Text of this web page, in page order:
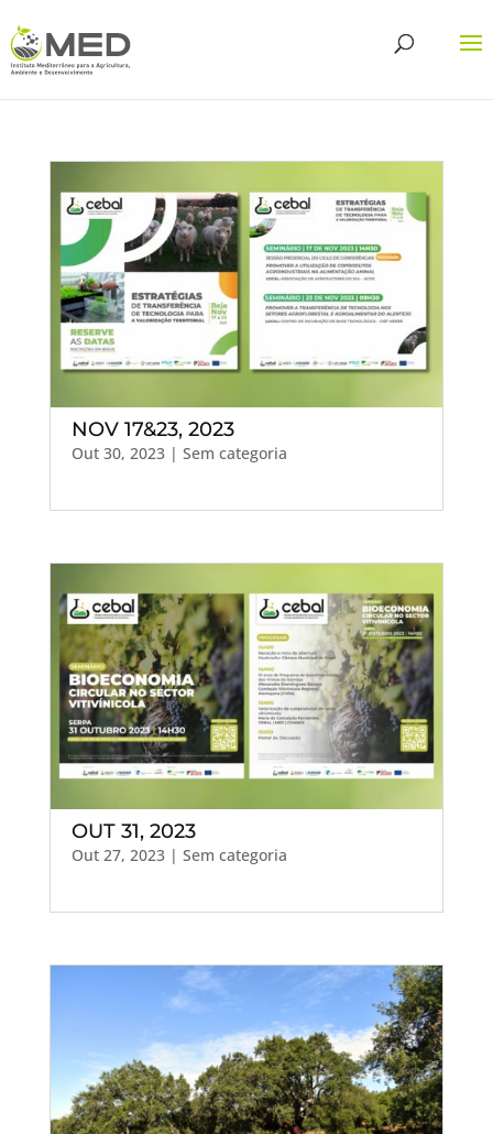
NOV 17&23, 2023
Out 30, 2023| Sem categoria
OUT 31, 2023
Out 27, 2023| Sem categoria